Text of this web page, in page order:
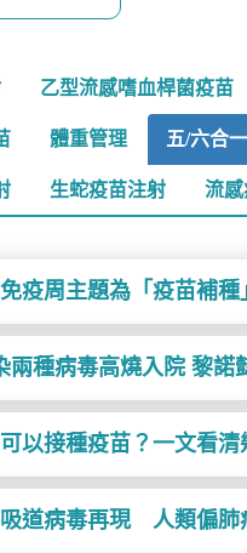
乙型流感嗜血桿菌疫苗
體重管理 五/六合
生蛇疫苗注射 流
疫周主題為「疫苗補
兩種病毒高燒入院 黎諾
以接種疫苗？一文看清
道病毒再現 人類偏肺